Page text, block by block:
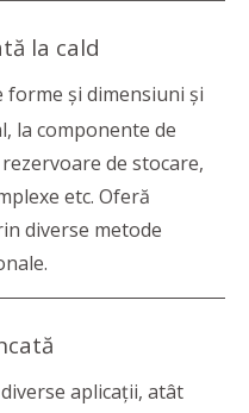
la cald
și dimensiuni și
la componente de
de stocare,
etc. Oferă
diverse metode
aplicații, atât